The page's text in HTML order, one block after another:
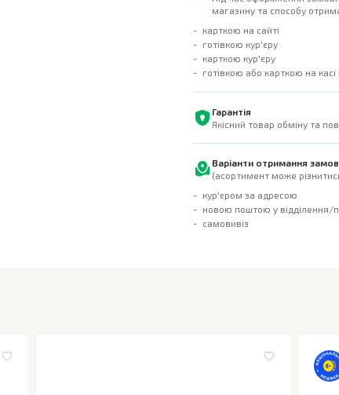
магазину та способу
карткою на сайті
готівкою кур'єру
карткою кур'єру
готівкою або карткою на
Гарантія
Якісний товар обміну та
Варіанти отримання
(асортимент може
кур'єром за адресою
новою поштою у відділення/
самовивіз